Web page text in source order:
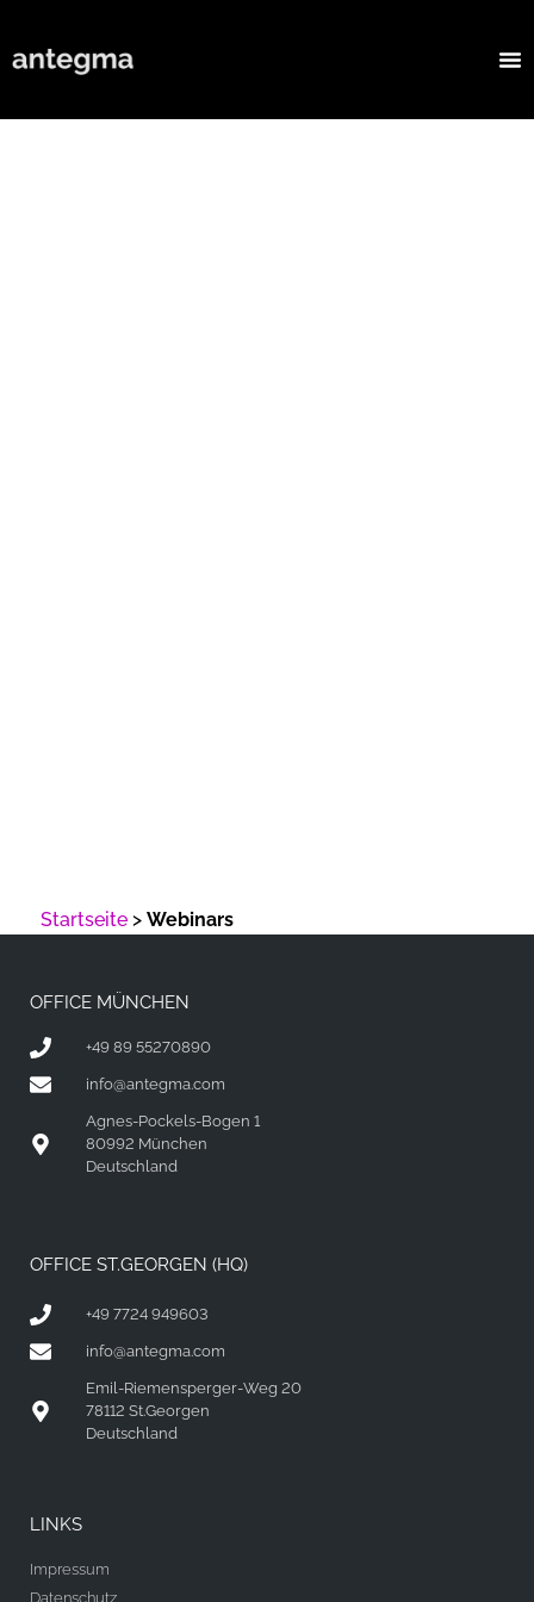
Startseite > Webinars
OFFICE MÜNCHEN
+49 89 55270890
info@antegma.com
Agnes-Pockels-Bogen 1
80992 München
Deutschland
OFFICE ST.GEORGEN (HQ)
+49 7724 949603
info@antegma.com
Emil-Riemensperger-Weg 20
78112 St.Georgen
Deutschland
LINKS
Impressum
Datenschutz